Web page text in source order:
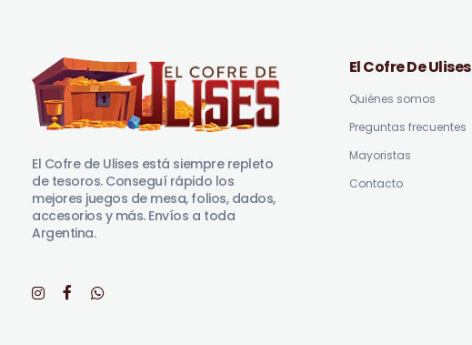
El Cofre de Ulises está siempre repleto
de tesoros. Conseguí rápido los
mejores juegos de mesa, folios, dados,
accesorios y más. Envíos a toda
Argentina.
El Cofre De Ulises
Quiénes somos
Preguntas frecuentes
Mayoristas
Contacto